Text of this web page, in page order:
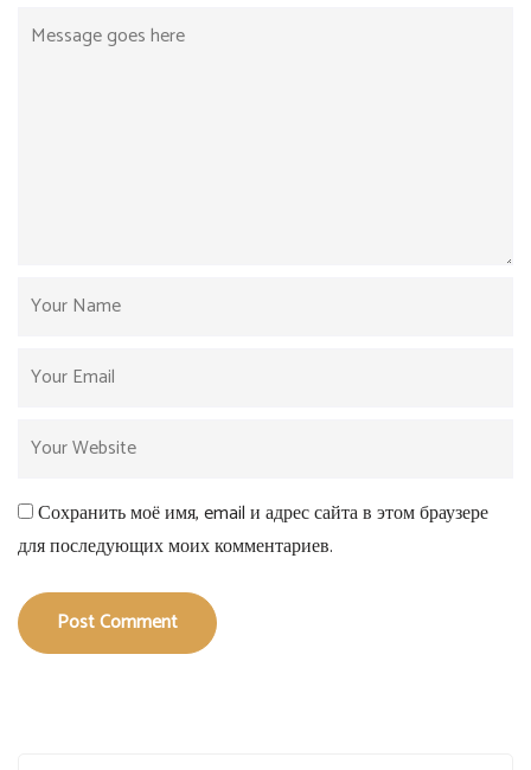
Сохранить моё имя, email и адрес сайта в этом браузере
для последующих моих комментариев.
Post Comment